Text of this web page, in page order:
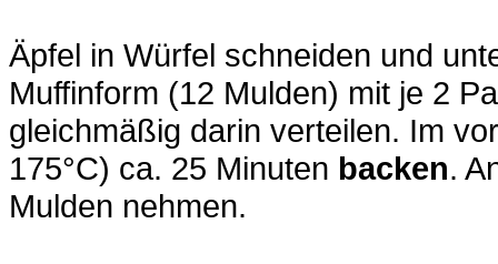
Äpfel in Würfel schneiden und
Muffinform (12 Mulden) mit je 2
gleichmäßig darin verteilen. Im
175°C) ca. 25 Minuten backen.
Mulden nehmen.